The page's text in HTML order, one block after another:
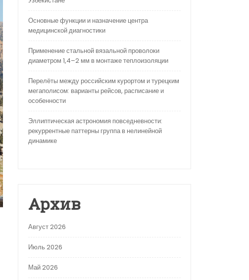
Основные функции и назначение центра
медицинской диагностики
Применение стальной вязальной проволоки
диаметром 1,4–2 мм в монтаже теплоизоляции
Перелёты между российским курортом и турецким
мегаполисом: варианты рейсов, расписание и
особенности
Эллиптическая астрономия повседневности:
рекуррентные паттерны группа в нелинейной
динамике
Архив
Август 2026
Июль 2026
Май 2026